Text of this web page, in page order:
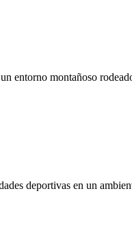
entorno montañoso
deportivas en un